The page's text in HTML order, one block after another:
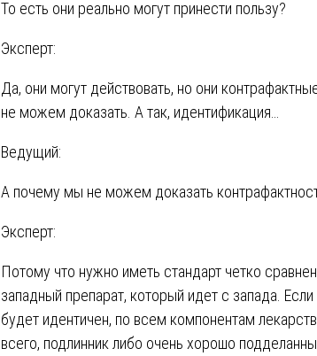
То есть они реально могут принести пользу?
Эксперт:
Да, они могут действовать, но они
не можем доказать. А так, идентификация…
Ведущий:
А почему мы не можем доказать
Эксперт:
Потому что нужно иметь стандарт четко
западный препарат, который идет с запада.
будет идентичен, по всем компонентам
всего, подлинник либо очень хорошо